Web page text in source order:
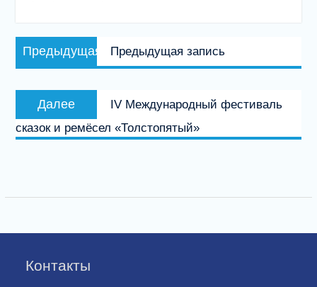
Навигация
по
Предыдущая
запись:
Предыдущая запись
Далее
запись:
IV Международный фестиваль
сказок и ремёсел «Толстопятый»
Контакты